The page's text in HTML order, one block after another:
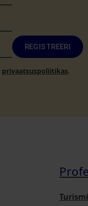
REGISTREERI
privaatsuspoliitikas.